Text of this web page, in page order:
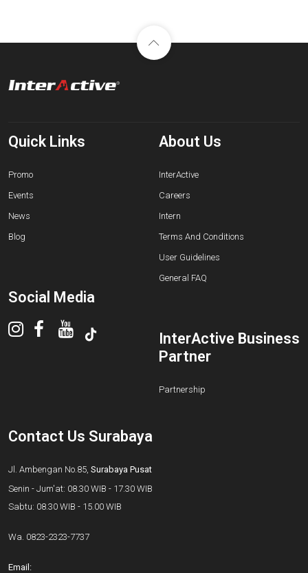
Quick Links
Promo
Events
News
Blog
Social Media
About Us
InterActive
Careers
Intern
Terms And Conditions
User Guidelines
General FAQ
InterActive Business
Partner
Partnership
Contact Us Surabaya
Jl. Ambengan No.85, Surabaya Pusat
Senin - Jum'at: 08.30 WIB - 17.30 WIB
Sabtu: 08.30 WIB - 15.00 WIB
Wa. 0823-2323-7737
Email: